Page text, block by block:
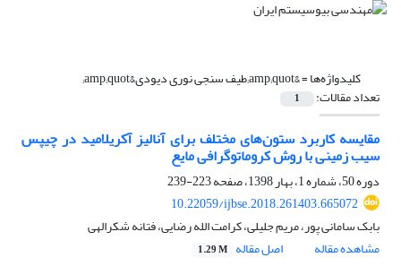
کلیدواژه‌ها =&amp;quot;طیف سنجی نوری دیودی&amp;quot;
تعداد مقالات: 1
مقایسه کاربرد ستون‌های مختلف برای آنالیز آکریلامید در چیپس
سیب زمینی با روش کروماتوگرافی مایع
دوره 50، شماره 1، بهار 1398، صفحه
223-239
10.22059/ijbse.2018.261403.665072
بابک سامانی پور، مریم جلیلی، کرامت الله رضایی، فتانه شکرالهی
مشاهده مقاله
اصل مقاله 1.29 M